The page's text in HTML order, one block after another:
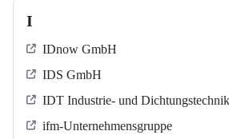
I
IDnow GmbH
IDS GmbH
IDT Industrie- und
ifm-Unternehmensgruppe